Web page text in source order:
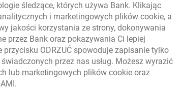
wygenerować atrakcyjne stopy zwrotu w
na poziomie 100%.
11% kupon, który zostanie naliczony pod
dacie obserwacji znajdować się na równi albo
naliczonego kuponu za dany rok będzie wynosić
śledzące, których używa Bank. Klikając
i marketingowych plikówcookie, a
jakości korzystania ze strony, dokonywania
przez Bank oraz pokazywania Ci lepiej
ODRZUĆ spowoduje zapisanie tylko
przez nas usług. Możesz wyrazić
lub marketingowych plikówcookie oraz